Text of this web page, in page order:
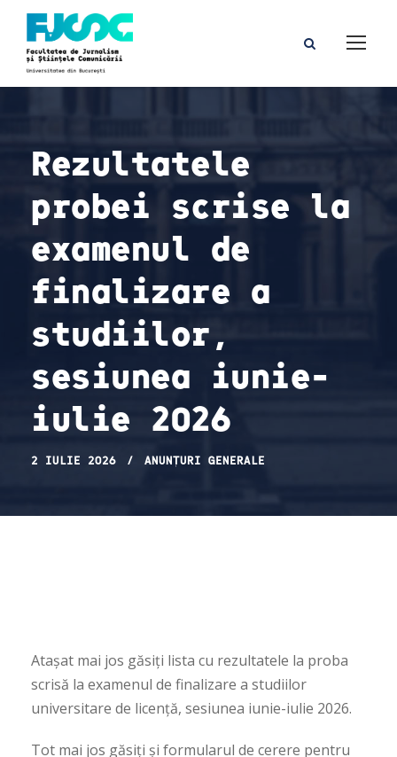
Rezultatele
probei scrise la
examenul de
finalizare a
studiilor,
sesiunea iunie-
iulie 2026
2 IULIE 2026 ANUNȚURI GENERALE
Atașat mai jos găsiți lista cu rezultatele la proba
scrisă la examenul de finalizare a studiilor
universitare de licență, sesiunea iunie-iulie 2026.
Tot mai jos găsiți și formularul de cerere pentru